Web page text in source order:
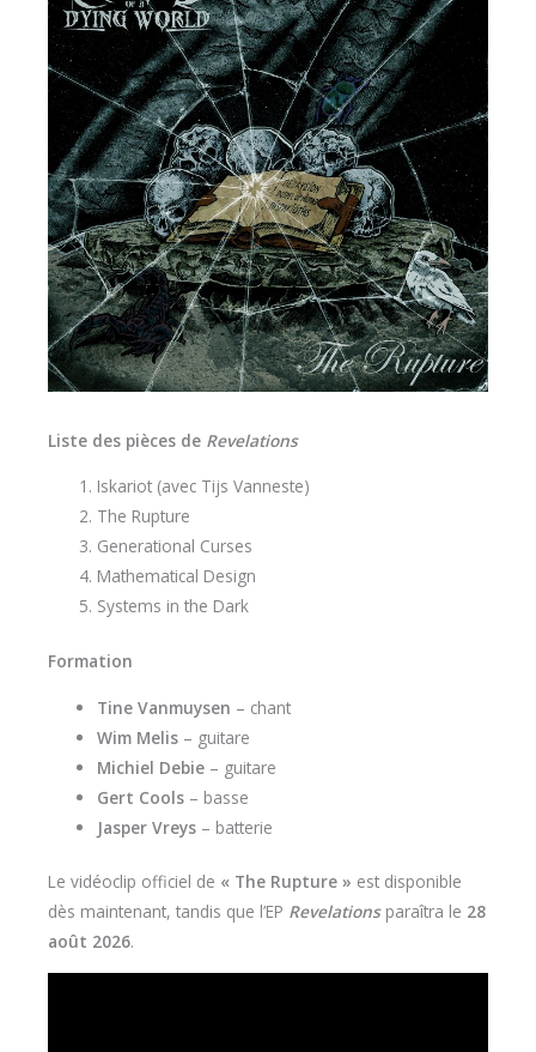
Liste des pièces de Revelations
Iskariot (avec Tijs Vanneste)
The Rupture
Generational Curses
Mathematical Design
Systems in the Dark
Formation
Tine Vanmuysen – chant
Wim Melis – guitare
Michiel Debie – guitare
Gert Cools – basse
Jasper Vreys – batterie
Le vidéoclip officiel de « The Rupture » est disponible
dès maintenant, tandis que l’EP Revelationsparaîtra le 28
août 2026.